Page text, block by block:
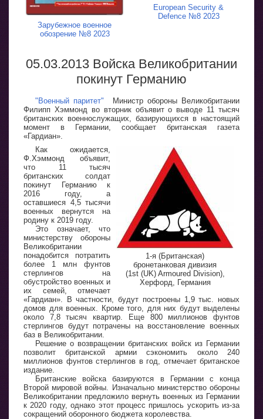
Зарубежное военное
обозрение №8 2023
European Security &
Defence №8 2023
05.03.2013 Войска Великобритании
покинут Германию
"Военный паритет" Министр обороны Великобритании
Филипп Хэммонд во вторник объявит о выводе 11 тысяч
британских военнослужащих, базирующихся в настоящий
момент в Германии, сообщает британская газета
«Гардиан».
1-я (Британская)
бронетанковая дивизия
(1st (UK) Armoured Division),
Херфорд, Германия
Как ожидается,
Ф.Хэммонд объявит,
что 11 тысяч
британских солдат
покинут Германию к
2016 году, а
оставшиеся 4,5 тысячи
военных вернутся на
родину к 2019 году.
Это означает, что
министерству обороны
Великобритании
понадобится потратить
более 1 млн фунтов
стерлингов на
обустройство военных и
их семей, отмечает
«Гардиан». В частности, будут построены 1,9 тыс. новых
домов для военных. Кроме того, для них будут выделены
около 7,8 тысяч квартир. Еще 800 миллионов фунтов
стерлингов будут потрачены на восстановление военных
баз в Великобритании.
Решение о возвращении британских войск из Германии
позволит британской армии сэкономить около 240
миллионов фунтов стерлингов в год, отмечает британское
издание.
Британские войска базируются в Германии с конца
Второй мировой войны. Изначально министерство обороны
Великобритании предложило вернуть военных из Германии
к 2020 году, однако этот процесс пришлось ускорить из-за
сокращений оборонного бюджета королевства.